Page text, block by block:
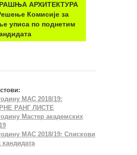
АРХИТЕКТУРА
Комисије за
уписа по поднетим
МАС 2018/19:
РАНГ ЛИСТЕ
Мастер академских
МАС 2018/19: Спискови